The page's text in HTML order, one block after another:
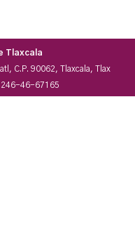
Tlaxcala
C.P. 90062, Tlaxcala, Tlax
246-46-67165